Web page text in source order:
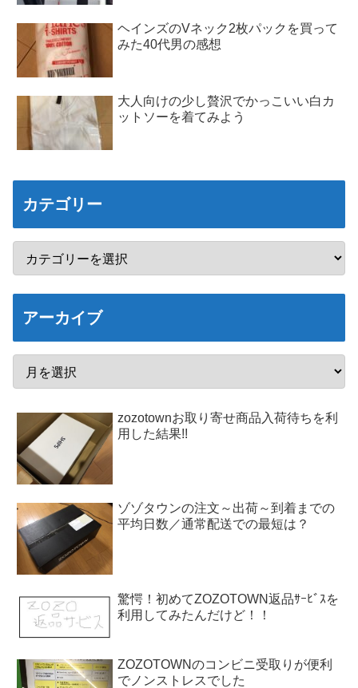
ヘインズのVネック2枚パックを買って
みた40代男の感想
大人向けの少し贅沢でかっこいい白カ
ットソーを着てみよう
カテゴリー
アーカイブ
zozotownお取り寄せ商品入荷待ちを利
用した結果!!
ゾゾタウンの注文～出荷～到着までの
平均日数／通常配送での最短は？
驚愕！初めてZOZOTOWN返品ｻｰﾋﾞｽを
利用してみたんだけど！！
ZOZOTOWNのコンビニ受取りが便利
でノンストレスでした